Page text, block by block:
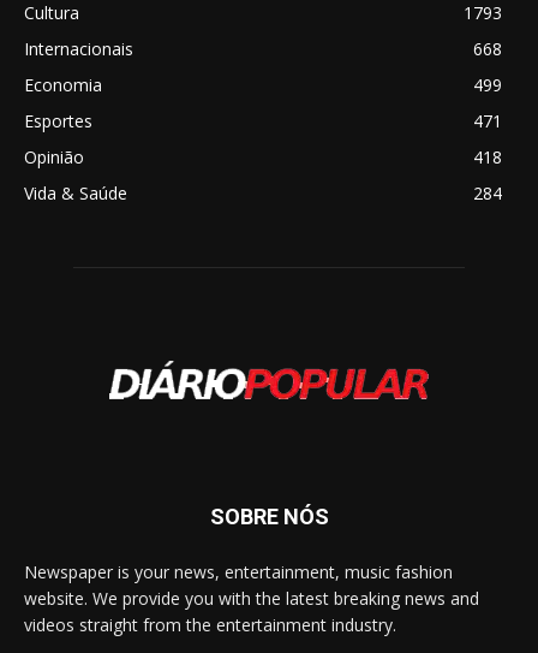
Cultura
1793
Internacionais
668
Economia
499
Esportes
471
Opinião
418
Vida & Saúde
284
SOBRE NÓS
Newspaper is your news, entertainment, music fashion
website. We provide you with the latest breaking news and
videos straight from the entertainment industry.